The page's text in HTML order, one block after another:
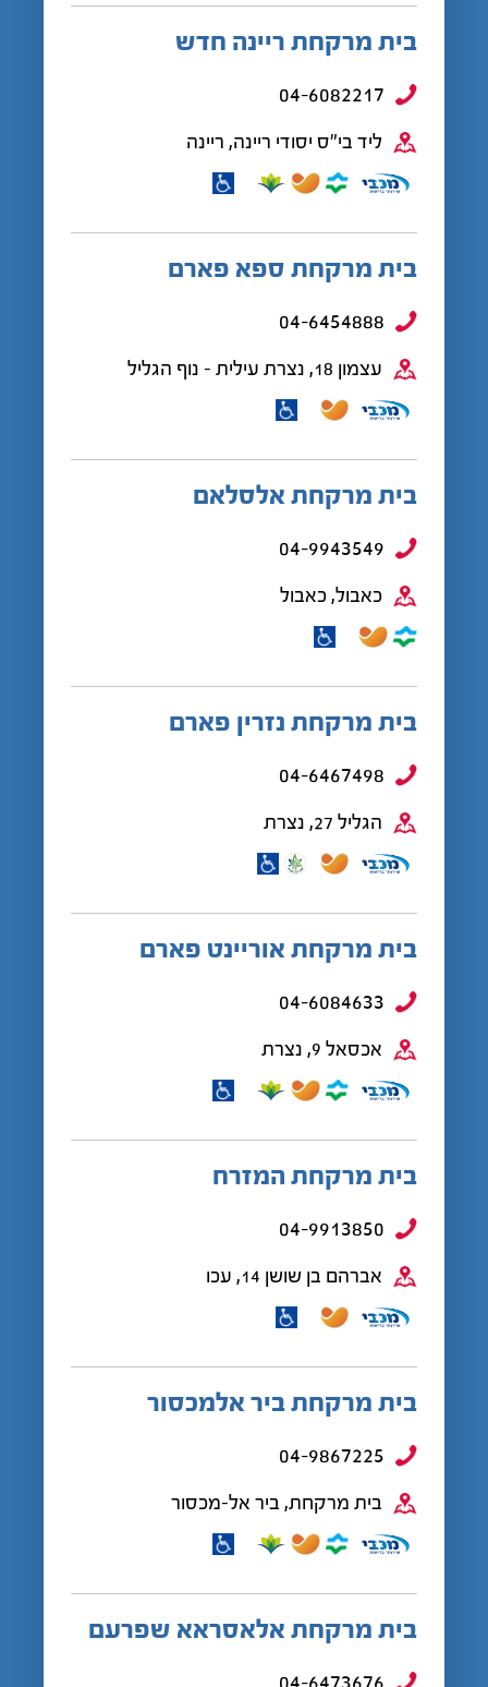
בית מרקחת ריינה חדש
04-6082217
ליד בי"ס יסודי ריינה, ריינה
בית מרקחת ספא פארם
04-6454888
עצמון 18, נצרת עילית - נוף הגליל
בית מרקחת אלסלאם
04-9943549
כאבול, כאבול
בית מרקחת נזרין פארם
04-6467498
הגליל 27, נצרת
בית מרקחת אוריינט פארם
04-6084633
אכסאל 9, נצרת
בית מרקחת המזרח
04-9913850
אברהם בן שושן 14, עכו
בית מרקחת ביר אלמכסור
04-9867225
בית מרקחת, ביר אל-מכסור
בית מרקחת אלאסראא שפרעם